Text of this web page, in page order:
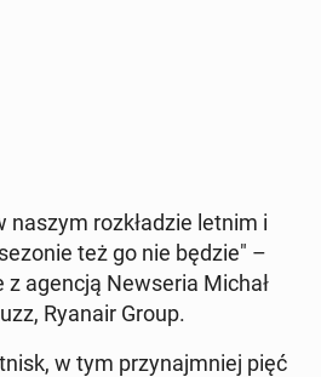
naszym roz­kła­dzie letnim i
też go nie będzie" –
agencją New­se­ria Michał
Ryanair Group.
w tym przy­naj­mniej pięć